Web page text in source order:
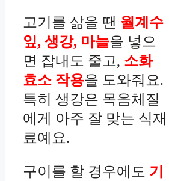
고기를 삶을 땐 월계수
잎, 생강, 마늘을 넣으
면 잡내도 줄고, 소화
효소 작용을 도와줘요.
특히 생강은 목음체질
에게 아주 잘 맞는 식재
료예요.
구이를 할 경우에도 기